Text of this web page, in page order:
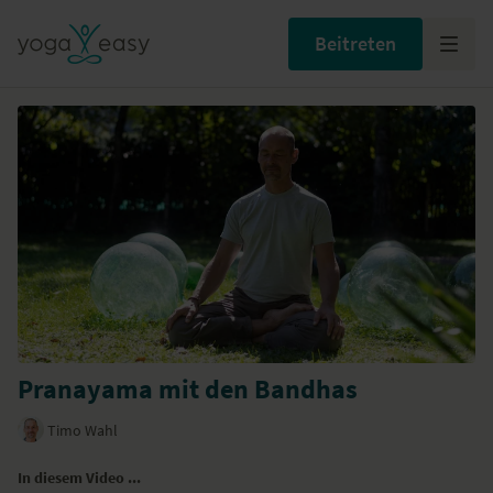
Beitreten
Pranayama mit den Bandhas
Timo Wahl
In diesem Video ...